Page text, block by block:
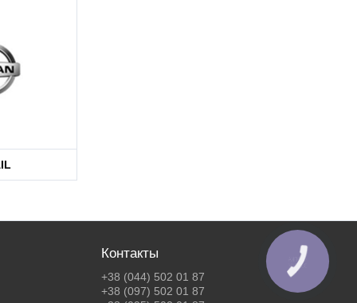
Контакты
+38 (044) 502 01 87
+38 (097) 502 01 87
КНОПКА
ЗВ'ЯЗКУ